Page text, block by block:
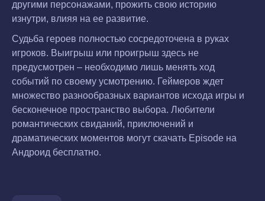
другими персонажами, прожить свою историю
изнутри, влияя на ее развитие.
Судьба героев полностью сосредоточена в руках
игроков. Выигрыш или проигрыш здесь не
предусмотрен – необходимо лишь менять ход
событий по своему усмотрению. Геймеров ждет
множество разнообразных вариантов исхода игры и
бесконечное пространство выбора. Любители
романтических свиданий, приключений и
драматических моментов могут скачать Episode на
Андроид бесплатно.